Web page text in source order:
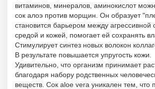
витаминов, минералов, аминокислот
сок алоэ против морщин. Он образует
становится барьером между
средой и кожей, помогает ей сохранять
Стимулирует синтез новых волокон
В результате повышается упругость кожи.
Удивительно, что организм принимает
благодаря набору родственных
веществ. Сок аloe vera уникален тем, что